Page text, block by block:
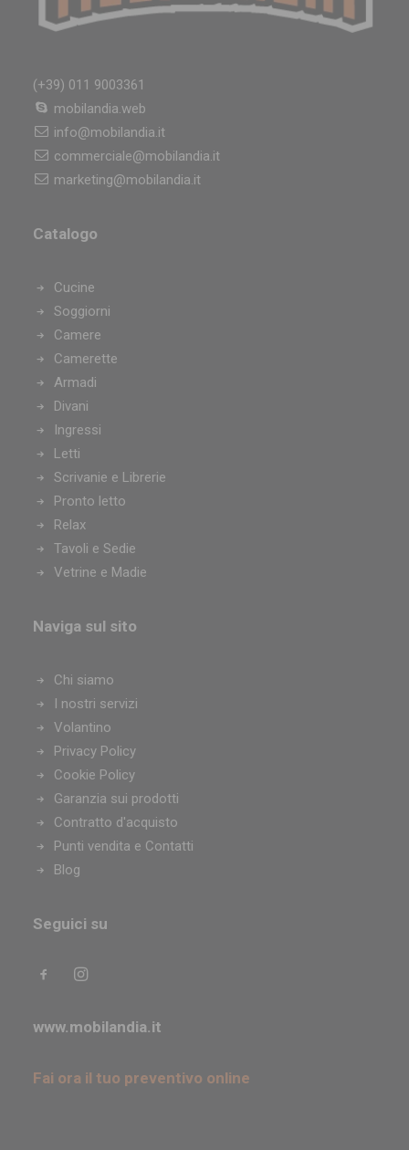
(+39) 011 9003361
mobilandia.web
info@mobilandia.it
commerciale@mobilandia.it
marketing@mobilandia.it
Catalogo
Cucine
Soggiorni
Camere
Camerette
Armadi
Divani
Ingressi
Letti
Scrivanie e Librerie
Pronto letto
Relax
Tavoli e Sedie
Vetrine e Madie
Naviga sul sito
Chi siamo
I nostri servizi
Volantino
Privacy Policy
Cookie Policy
Garanzia sui prodotti
Contratto d'acquisto
Punti vendita e Contatti
Blog
Seguici su
www.mobilandia.it
Fai ora il tuo preventivo online